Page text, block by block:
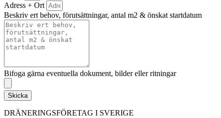
Adress + Ort
Beskriv ert behov, förutsättningar, antal m2 & önskat startdatum
Bifoga gärna eventuella dokument, bilder eller ritningar
Skicka
DRÄNERINGSFÖRETAG I SVERIGE